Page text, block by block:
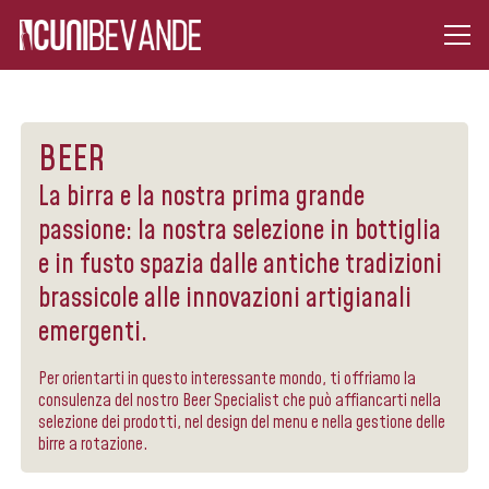
BEER
La birra e la nostra prima grande
passione: la nostra selezione in bottiglia
e in fusto spazia dalle antiche tradizioni
brassicole alle innovazioni artigianali
emergenti.
Per orientarti in questo interessante mondo, ti offriamo la
consulenza del nostro Beer Specialist che può affiancarti nella
selezione dei prodotti, nel design del menu e nella gestione delle
birre a rotazione.